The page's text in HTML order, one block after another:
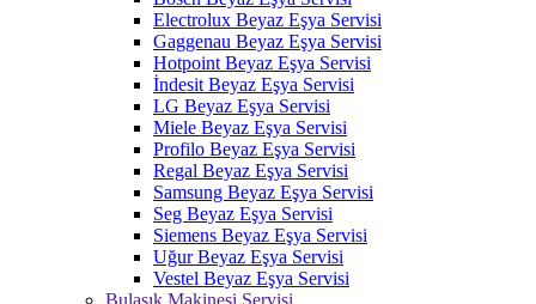
Electrolux Beyaz Eşya Servisi
Gaggenau Beyaz Eşya Servisi
Hotpoint Beyaz Eşya Servisi
İndesit Beyaz Eşya Servisi
LG Beyaz Eşya Servisi
Miele Beyaz Eşya Servisi
Profilo Beyaz Eşya Servisi
Regal Beyaz Eşya Servisi
Samsung Beyaz Eşya Servisi
Seg Beyaz Eşya Servisi
Siemens Beyaz Eşya Servisi
Uğur Beyaz Eşya Servisi
Vestel Beyaz Eşya Servisi
Bulaşık Makinesi Servisi